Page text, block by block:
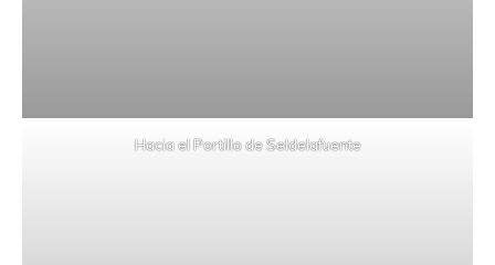
Hacia el Portillo de Seldelafuente